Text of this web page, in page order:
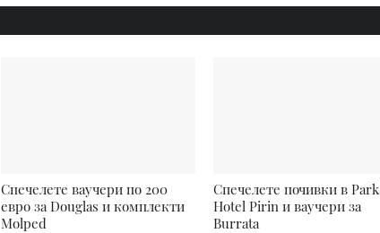
Спечелете ваучери по 200
евро за Douglas и комплекти
Molped
Спечелете почивки в Park
Hotel Pirin и ваучери за
Burrata